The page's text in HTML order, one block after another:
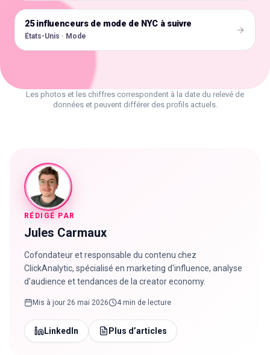
🇺🇸
25 influenceurs de mode de NYC à suivre
États-Unis · Mode
Les photos et les chiffres correspondent à la date du relevé de
données et peuvent différer des profils actuels.
RÉDIGÉ PAR
Jules Carmaux
Cofondateur et responsable du contenu chez
ClickAnalytic, spécialisé en marketing d'influence, analyse
d'audience et tendances de la creator economy.
Mis à jour 26 mai 2026 4 min de lecture
LinkedIn Plus d’articles